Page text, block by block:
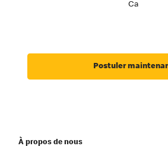
Ca
Postuler
À propos de nous